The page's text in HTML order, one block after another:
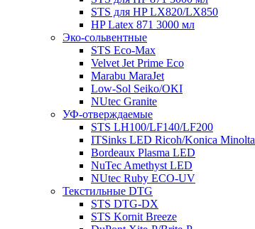
STS для HP LX820/LX850
HP Latex 871 3000 мл
Эко-сольвентные
STS Eco-Max
Velvet Jet Prime Eco
Marabu MaraJet
Low-Sol Seiko/OKI
NUtec Granite
УФ-отверждаемые
STS LH100/LF140/LF200
ITSinks LED Ricoh/Konica Minolta
Bordeaux Plasma LED
NuTec Amethyst LED
NUtec Ruby ECO-UV
Текстильные DTG
STS DTG-DX
STS Kornit Breeze